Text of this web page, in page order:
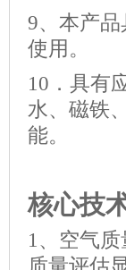
9、本产
使用。
10．具有
水、磁铁
能。
核心技
1、空气